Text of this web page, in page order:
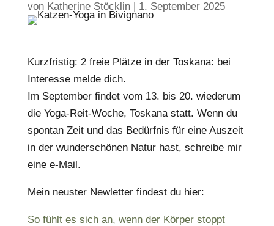
von Katherine Stöcklin| 1. September 2025
Kurzfristig: 2 freie Plätze in der Toskana: bei
Interesse melde dich.
Im September findet vom 13. bis 20. wiederum
die Yoga-Reit-Woche, Toskana statt. Wenn du
spontan Zeit und das Bedürfnis für eine Auszeit
in der wunderschönen Natur hast, schreibe mir
eine e-Mail.
Mein neuster Newletter findest du hier:
So fühlt es sich an, wenn der Körper stoppt